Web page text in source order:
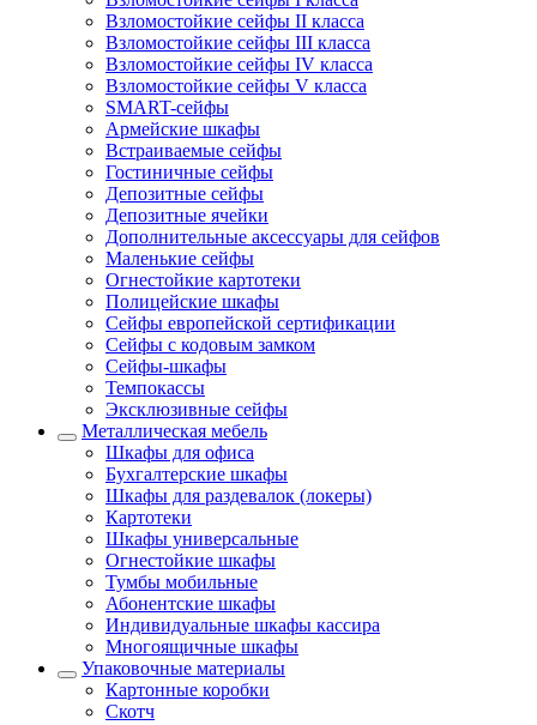
Взломостойкие сейфы II класса
Взломостойкие сейфы III класса
Взломостойкие сейфы IV класса
Взломостойкие сейфы V класса
SMART-сейфы
Армейские шкафы
Встраиваемые сейфы
Гостиничные сейфы
Депозитные сейфы
Депозитные ячейки
Дополнительные аксессуары для сейфов
Маленькие сейфы
Огнестойкие картотеки
Полицейские шкафы
Сейфы европейской сертификации
Сейфы с кодовым замком
Сейфы-шкафы
Темпокассы
Эксклюзивные сейфы
Металлическая мебель
Шкафы для офиса
Бухгалтерские шкафы
Шкафы для раздевалок (локеры)
Картотеки
Шкафы универсальные
Огнестойкие шкафы
Тумбы мобильные
Абонентские шкафы
Индивидуальные шкафы кассира
Многоящичные шкафы
Упаковочные материалы
Картонные коробки
Скотч